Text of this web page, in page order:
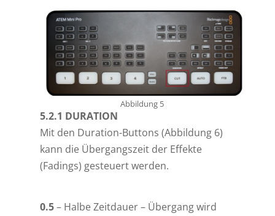
Abbildung 5
5.2.1 DURATION
Mit den Duration-Buttons (Abbildung 6)
kann die Übergangszeit der Effekte
(Fadings) gesteuert werden.
0.5– Halbe Zeitdauer – Übergang wird